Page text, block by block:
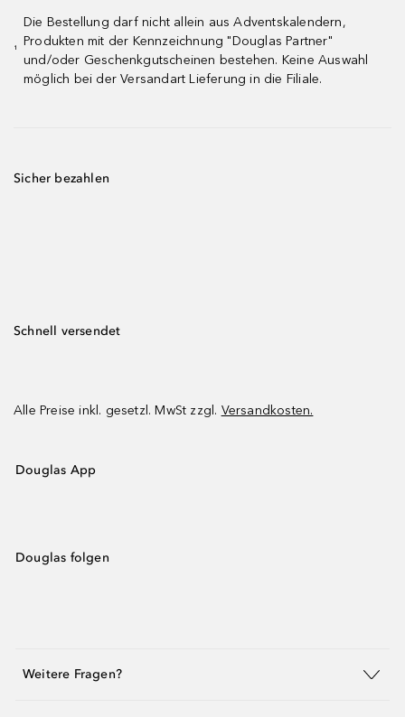
¹
Die Bestellung darf nicht allein aus Adventskalendern,
Produkten mit der Kennzeichnung "Douglas Partner"
und/oder Geschenkgutscheinen bestehen. Keine Auswahl
möglich bei der Versandart Lieferung in die Filiale.
Sicher bezahlen
Schnell versendet
Alle Preise inkl. gesetzl. MwSt zzgl. Versandkosten.
Douglas App
Douglas folgen
Weitere Fragen?